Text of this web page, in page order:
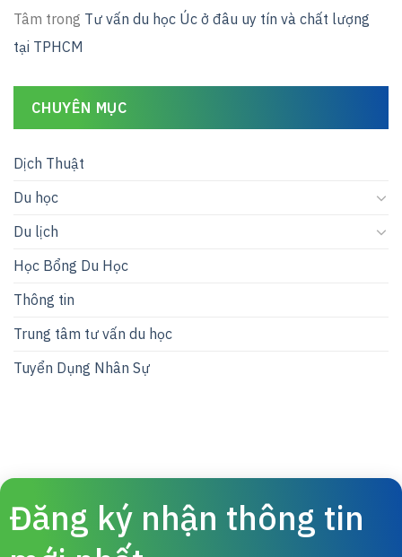
Tâm trong Tư vấn du học Úc ở đâu uy tín và chất lượng
tại TPHCM
CHUYÊN MỤC
Dịch Thuật
Du học
Du lịch
Học Bổng Du Học
Thông tin
Trung tâm tư vấn du học
Tuyển Dụng Nhân Sự
Đăng ký nhận thông tin